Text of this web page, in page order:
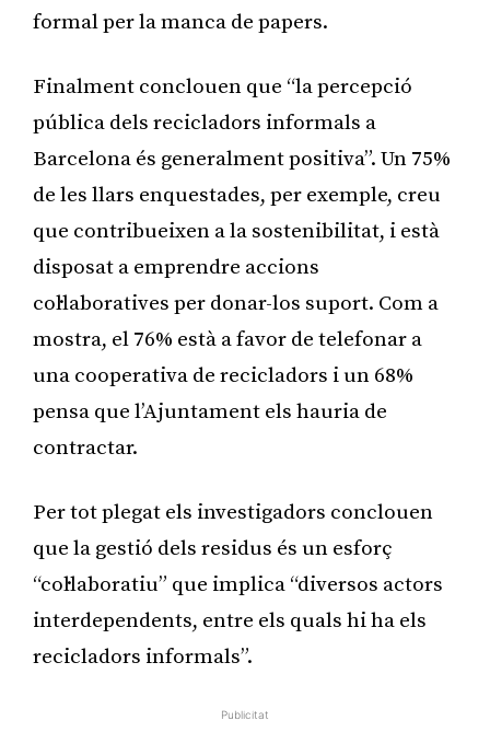
formal per la manca de papers.
Finalment conclouen que “la percepció
pública dels recicladors informals a
Barcelona és generalment positiva”. Un 75%
de les llars enquestades, per exemple, creu
que contribueixen a la sostenibilitat, i està
disposat a emprendre accions
col·laboratives per donar-los suport. Com a
mostra, el 76% està a favor de telefonar a
una cooperativa de recicladors i un 68%
pensa que l’Ajuntament els hauria de
contractar.
Per tot plegat els investigadors conclouen
que la gestió dels residus és un esforç
“col·laboratiu” que implica “diversos actors
interdependents, entre els quals hi ha els
recicladors informals”.
Publicitat